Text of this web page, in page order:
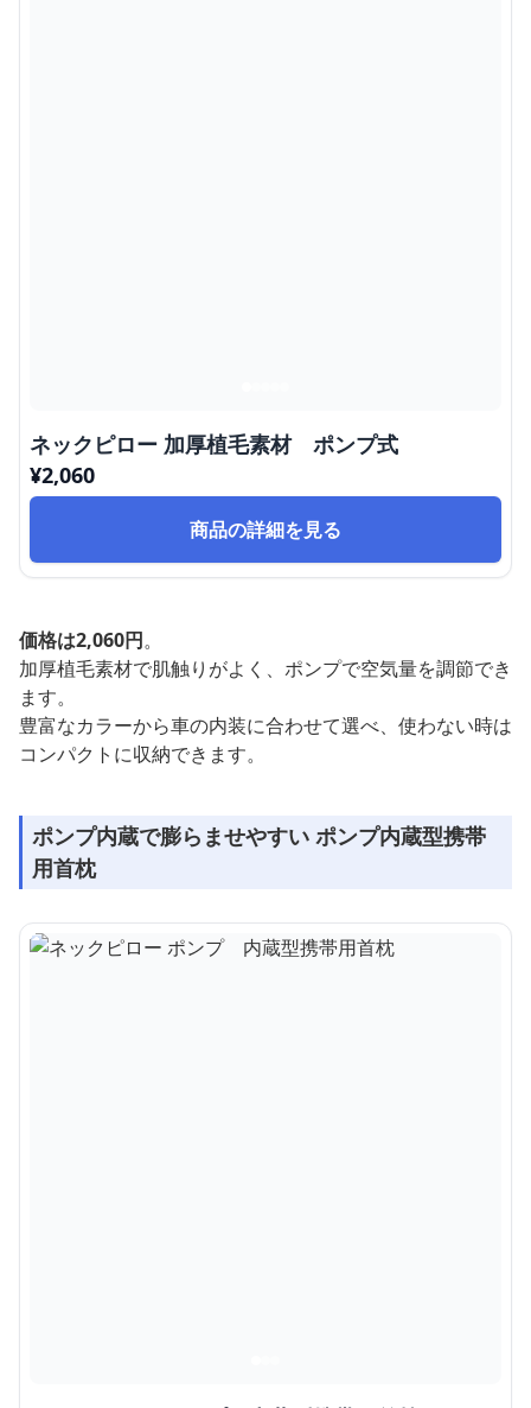
ネックピロー 加厚植毛素材 ポンプ式
¥2,060
商品の詳細を見る
価格は2,060円。
加厚植毛素材で肌触りがよく、ポンプで空気量を調節でき
ます。
豊富なカラーから車の内装に合わせて選べ、使わない時は
コンパクトに収納できます。
ポンプ内蔵で膨らませやすい ポンプ内蔵型携帯
用首枕